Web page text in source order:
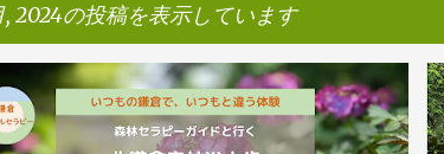
2024の投稿を表示しています
イル山歩 葛原岡ハイキングコース 葛原岡神社
山公園 新緑 募集要項 +
北鎌倉